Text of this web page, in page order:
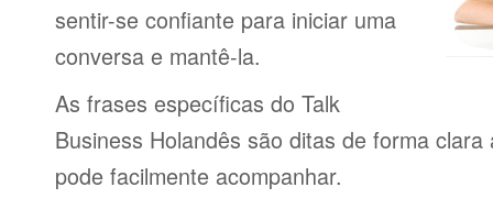
sentir-se confiante para iniciar uma
conversa e mantê-la.
As frases específicas do Talk
Business Holandês são ditas de forma
pode facilmente acompanhar.